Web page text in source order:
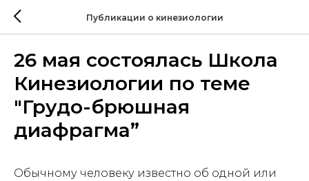
Публикации о кинезиологии
26 мая состоялась Школа
Кинезиологии по теме
"Грудо-брюшная
диафрагма”
Обычному человеку известно об одной или